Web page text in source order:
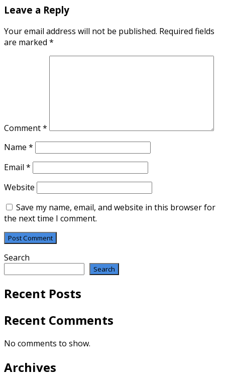
Leave a Reply
Your email address will not be published. Required fields
are marked *
Comment*
Name *
Email *
Website
Save my name, email, and website in this browser for
the next time I comment.
Search
Search
Recent Posts
Recent Comments
No comments to show.
Archives